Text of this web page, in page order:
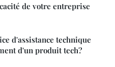
de votre entreprise
d'assistance technique
d'un produit tech?